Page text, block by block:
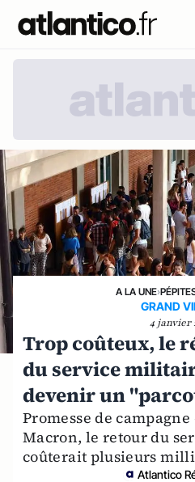
A LA UNE›
GRAND
4 janvier
Trop coûteux, le
du service
devenir un
Promesse de
Macron, le retour du
coûterait plusieurs
Atlantico